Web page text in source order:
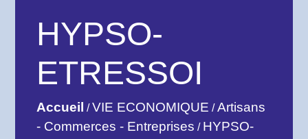
HYPSO-
ETRESSOI
Accueil /VIE ECONOMIQUE /Artisans
- Commerces - Entreprises / HYPSO-